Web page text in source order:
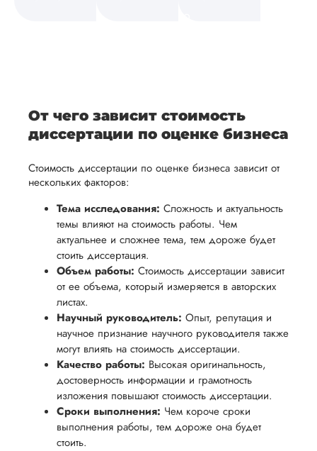
а также
темы.
готовы
предоставить
в
подготовке
презентации
и речи
перед
защитой.
Наша
обеспечить
вам
уверенность
в своей
работе и
помочь
вам
и
проведения
проверки
работы,
установленная
сумма
будет
возвращена
заказчику.
Мы
стремимся
осуществлять
процесс
возврата
способом,
удобным
для вас,
разумные
работы. В
начале
сотрудничества
мы
и
договоримся
о сроках
выполнения,
чтобы
все
аспекты
написания
работы.
От чего зависит стоимость
диссертации по оценке бизнеса
Стоимость диссертации по оценке бизнеса зависит от
нескольких факторов:
Тема исследования: Сложность и актуальность
темы влияют на стоимость работы. Чем
актуальнее и сложнее тема, тем дороже будет
стоить диссертация.
Объем работы: Стоимость диссертации зависит
от ее объема, который измеряется в авторских
листах.
Научный руководитель: Опыт, репутация и
научное признание научного руководителя также
могут влиять на стоимость диссертации.
Качество работы: Высокая оригинальность,
достоверность информации и грамотность
изложения повышают стоимость диссертации.
Сроки выполнения: Чем короче сроки
выполнения работы, тем дороже она будет
стоить.